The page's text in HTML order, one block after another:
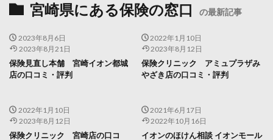
宮崎県にある保険の窓口 の最新記事
2023年8月6日
2023年8月21日
保険見直し本舗 宮崎イオン都城
店の口コミ・評判
2022年1月10日
2023年8月12日
保険クリニック アミュプラザみ
やざき店の口コミ・評判
2022年1月10日
2023年8月12日
保険クリニック 宮崎店の口コ
2021年6月17日
2022年10月16日
イオンのほけん相談 イオンモール